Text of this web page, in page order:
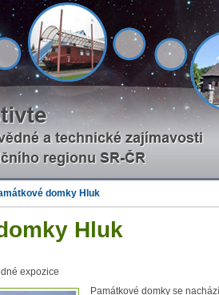
domky Hluk
Hluk
expozice
Památkové domky se